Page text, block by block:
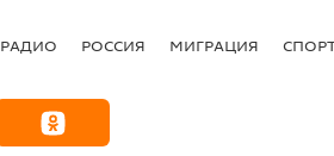
РАДИО РОССИЯ МИГРАЦИЯ